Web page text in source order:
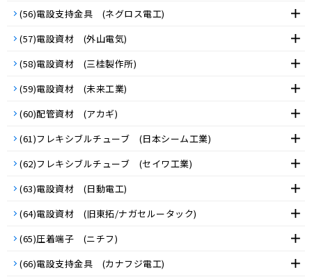
(56)電設支持金具 (ネグロス電工)
(57)電設資材 (外山電気)
(58)電設資材 (三桂製作所)
(59)電設資材 (未来工業)
(60)配管資材 (アカギ)
(61)フレキシブルチューブ (日本シーム工業)
(62)フレキシブルチューブ (セイワ工業)
(63)電設資材 (日動電工)
(64)電設資材 (旧東拓/ナガセルータック)
(65)圧着端子 (ニチフ)
(66)電設支持金具 (カナフジ電工)